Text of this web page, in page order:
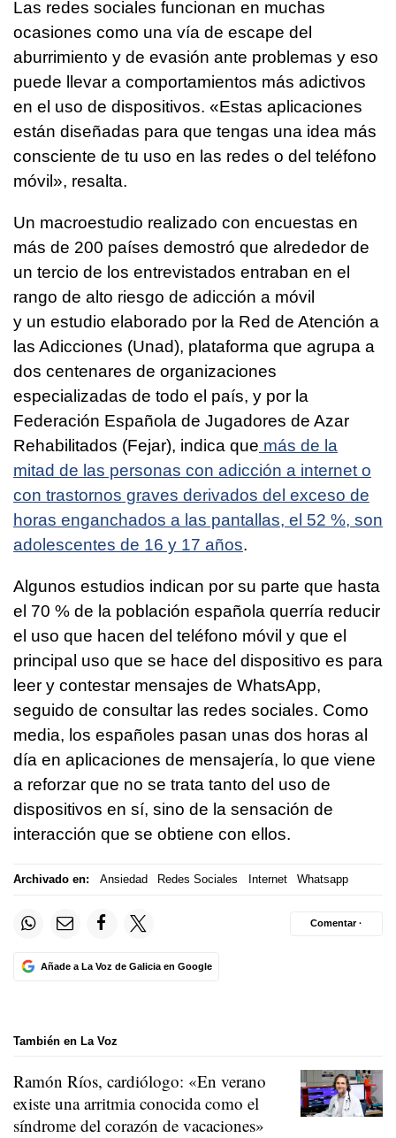
Las redes sociales funcionan en muchas
ocasiones como una vía de escape del
aburrimiento y de evasión ante problemas y eso
puede llevar a comportamientos más adictivos
en el uso de dispositivos. «Estas aplicaciones
están diseñadas para que tengas una idea más
consciente de tu uso en las redes o del teléfono
móvil», resalta.
Un macroestudio realizado con encuestas en
más de 200 países demostró que alrededor de
un tercio de los entrevistados entraban en el
rango de alto riesgo de adicción a móvil
y un estudio elaborado por la Red de Atención a
las Adicciones (Unad), plataforma que agrupa a
dos centenares de organizaciones
especializadas de todo el país, y por la
Federación Española de Jugadores de Azar
Rehabilitados (Fejar), indica que más de la
mitad de las personas con adicción a internet o
con trastornos graves derivados del exceso de
horas enganchados a las pantallas, el 52 %, son
adolescentes de 16 y 17 años.
Algunos estudios indican por su parte que hasta
el 70 % de la población española querría reducir
el uso que hacen del teléfono móvil y que el
principal uso que se hace del dispositivo es para
leer y contestar mensajes de WhatsApp,
seguido de consultar las redes sociales. Como
media, los españoles pasan unas dos horas al
día en aplicaciones de mensajería, lo que viene
a reforzar que no se trata tanto del uso de
dispositivos en sí, sino de la sensación de
interacción que se obtiene con ellos.
Archivado en: Ansiedad Redes Sociales Internet Whatsapp
Añade a La Voz de Galicia en Google
Comentar ·
También en La Voz
Ramón Ríos, cardiólogo: «En verano
existe una arritmia conocida como el
síndrome del corazón de vacaciones»